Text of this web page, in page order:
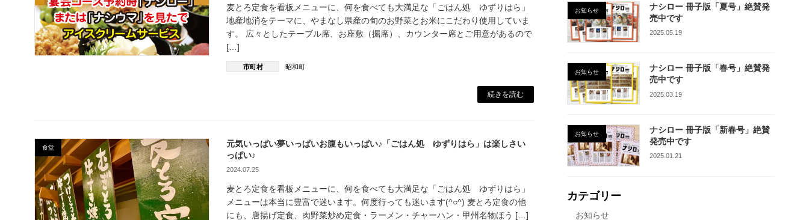
麦とろ定食を看板メニューに、何を食べても大満足な「ごはん処 ゆずりはら」
地産地消をテーマに、やまなし県産の旬のお野菜とお米にこだわり使用していま
す。 広々としたテーブル席、お座敷（掘席）、カウンター席とご用意があるので
[…]
市町村 昭和町
続きを読む
食堂
元気いっぱい夢いっぱいお腹もいっぱい♪「ごはん処 ゆずりはら」は楽しさい
っぱい♪
2024.07.25
麦とろ定食を看板メニューに、何を食べても大満足な「ごはん処 ゆずりはら」
メニューは本当に豊富で迷います。何度行っても迷います(^○^) 麦とろ定食の他
にも、唐揚げ定食、肉野菜炒め定食・ラーメン・チャーハン・甲州名物ほう […]
お知らせ
ナシロー 冊子版「夏号」絶賛発
売中です
2025.05.19
お知らせ
ナシロー 冊子版「春号」絶賛発
売中です
2025.03.19
お知らせ
ナシロー 冊子版「新春号」絶賛
発売中です
2025.01.21
カテゴリー
お知らせ